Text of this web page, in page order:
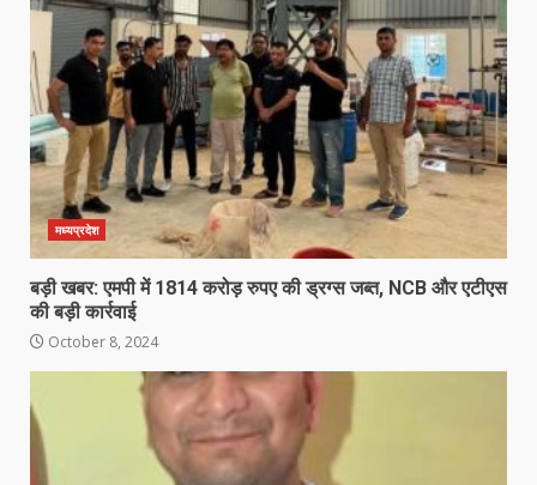
मध्यप्रदेश
बड़ी खबर: एमपी में 1814 करोड़ रुपए की ड्रग्स जब्त, NCB और एटीएस
की बड़ी कार्रवाई
October 8, 2024